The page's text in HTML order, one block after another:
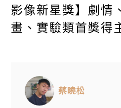
影像新星獎】劇情
畫、實驗類首獎得
蔡曉松